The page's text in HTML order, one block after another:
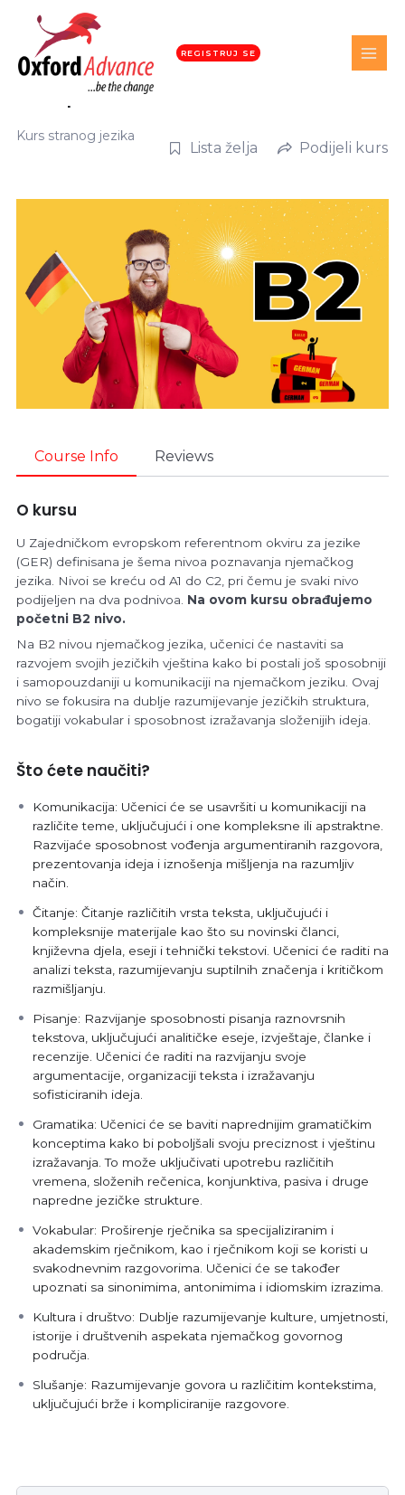
REGISTRUJ SE
Online kurs | Njemački jezik B2 – Uskoro
dostupan!
Kurs stranog jezika
Lista želja Podijeli kurs
Course Info Reviews
O kursu
U Zajedničkom evropskom referentnom okviru za jezike
(GER) definisana je šema nivoa poznavanja njemačkog
jezika. Nivoi se kreću od A1 do C2, pri čemu je svaki nivo
podijeljen na dva podnivoa. Na ovom kursu obrađujemo
početni B2 nivo.
Na B2 nivou njemačkog jezika, učenici će nastaviti sa
razvojem svojih jezičkih vještina kako bi postali još sposobniji
i samopouzdaniji u komunikaciji na njemačkom jeziku. Ovaj
nivo se fokusira na dublje razumijevanje jezičkih struktura,
bogatiji vokabular i sposobnost izražavanja složenijih ideja.
Što ćete naučiti?
Komunikacija: Učenici će se usavršiti u komunikaciji na
različite teme, uključujući i one kompleksne ili apstraktne.
Razvijaće sposobnost vođenja argumentiranih razgovora,
prezentovanja ideja i iznošenja mišljenja na razumljiv
način.
Čitanje: Čitanje različitih vrsta teksta, uključujući i
kompleksnije materijale kao što su novinski članci,
književna djela, eseji i tehnički tekstovi. Učenici će raditi na
analizi teksta, razumijevanju suptilnih značenja i kritičkom
razmišljanju.
Pisanje: Razvijanje sposobnosti pisanja raznovrsnih
tekstova, uključujući analitičke eseje, izvještaje, članke i
recenzije. Učenici će raditi na razvijanju svoje
argumentacije, organizaciji teksta i izražavanju
sofisticiranih ideja.
Gramatika: Učenici će se baviti naprednijim gramatičkim
konceptima kako bi poboljšali svoju preciznost i vještinu
izražavanja. To može uključivati upotrebu različitih
vremena, složenih rečenica, konjunktiva, pasiva i druge
napredne jezičke strukture.
Vokabular: Proširenje rječnika sa specijaliziranim i
akademskim rječnikom, kao i rječnikom koji se koristi u
svakodnevnim razgovorima. Učenici će se također
upoznati sa sinonimima, antonimima i idiomskim izrazima.
Kultura i društvo: Dublje razumijevanje kulture, umjetnosti,
istorije i društvenih aspekata njemačkog govornog
područja.
Slušanje: Razumijevanje govora u različitim kontekstima,
uključujući brže i kompliciranije razgovore.